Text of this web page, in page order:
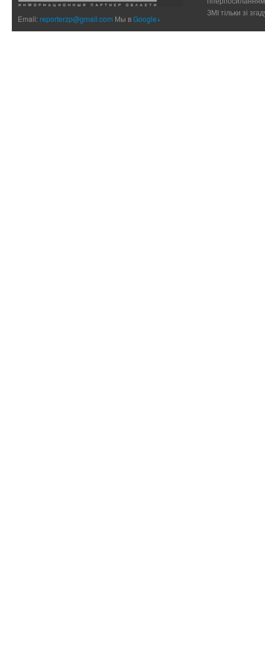
Email:reporterzp@gmail.com Мы вGoogle+
ЗМІ тільки зі